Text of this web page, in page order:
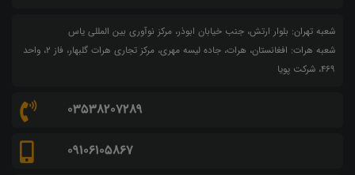
شعبه تهران: بلوار ارتش، جنب خیابان ابوذر، مرکز نوآوری بین المللی یاس
شعبه هرات: افغانستان، هرات، جاده لیسه مهری، مرکز تجاری هرات گلبهار، فاز ۲، واحد
۴۶۹، شرکت پویا
03538207289
09106105867